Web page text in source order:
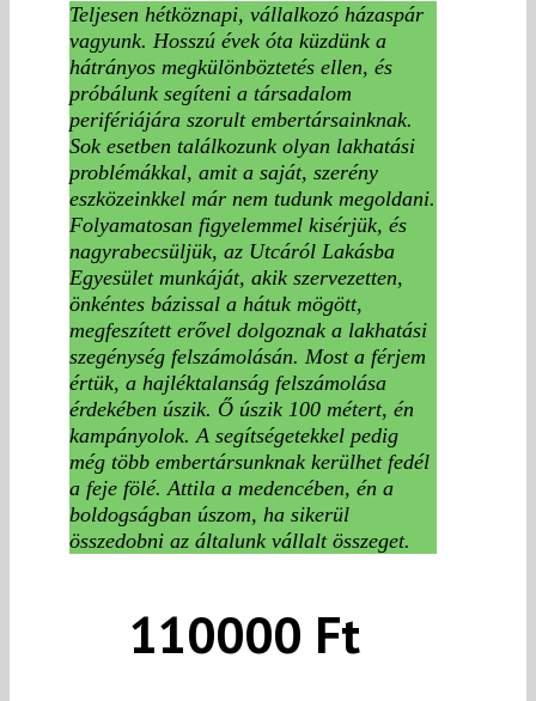
Teljesen hétköznapi, vállalkozó házaspár
vagyunk. Hosszú évek óta küzdünk a
hátrányos megkülönböztetés ellen, és
próbálunk segíteni a társadalom
perifériájára szorult embertársainknak.
Sok esetben találkozunk olyan lakhatási
problémákkal, amit a saját, szerény
eszközeinkkel már nem tudunk megoldani.
Folyamatosan figyelemmel kisérjük, és
nagyrabecsüljük, az Utcáról Lakásba
Egyesület munkáját, akik szervezetten,
önkéntes bázissal a hátuk mögött,
megfeszített erővel dolgoznak a lakhatási
szegénység felszámolásán. Most a férjem
értük, a hajléktalanság felszámolása
érdekében úszik. Ő úszik 100 métert, én
kampányolok. A segítségetekkel pedig
még több embertársunknak kerülhet fedél
a feje fölé. Attila a medencében, én a
boldogságban úszom, ha sikerül
összedobni az általunk vállalt összeget.
110000 Ft